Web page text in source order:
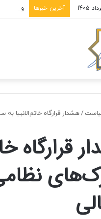
آخرین خبرها واکنش
/هشدار قرارگاه
قرارگاه